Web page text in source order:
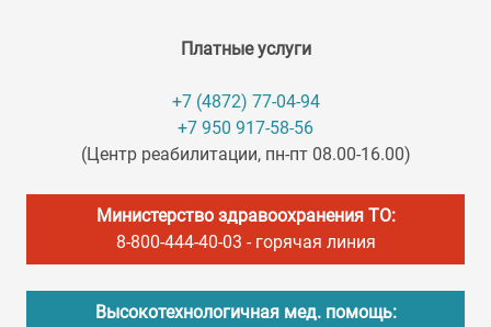
Платные услуги
+7 (4872) 77-04-94
+7 950 917-58-56
(Центр реабилитации, пн-пт 08.00-16.00)
Министерство здравоохранения ТО:
8-800-444-40-03 - горячая линия
Высокотехнологичная мед. помощь: